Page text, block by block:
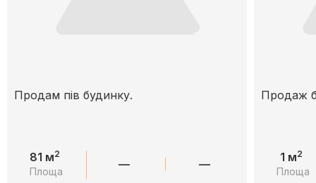
Продам пів будинку.
81 м2
Площа — —
Продаж
1 м2
Площа